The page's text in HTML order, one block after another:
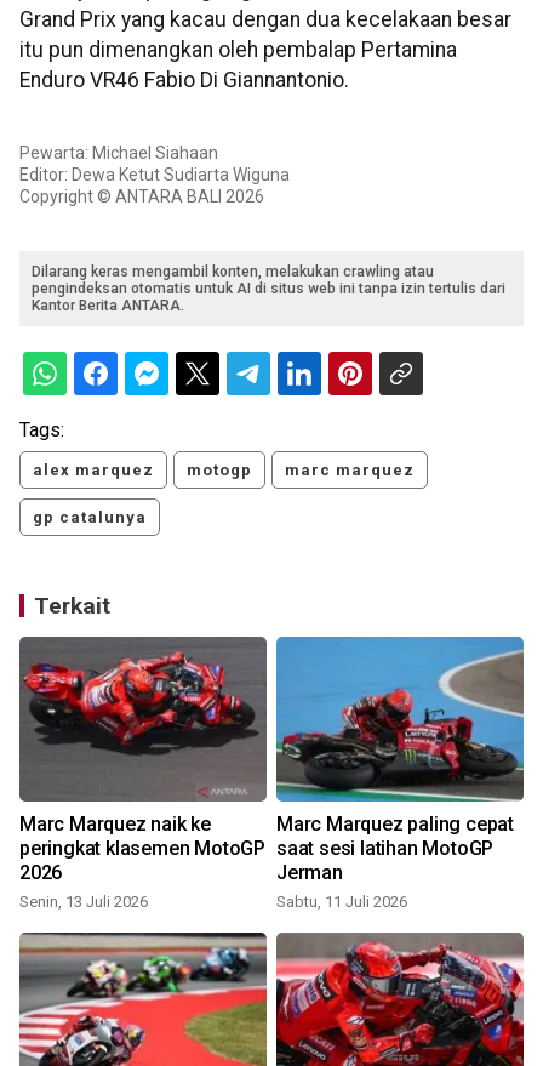
Grand Prix yang kacau dengan dua kecelakaan besar
itu pun dimenangkan oleh pembalap Pertamina
Enduro VR46 Fabio Di Giannantonio.
Pewarta: Michael Siahaan
Editor: Dewa Ketut Sudiarta Wiguna
Copyright © ANTARA BALI 2026
Dilarang keras mengambil konten, melakukan crawling atau
pengindeksan otomatis untuk AI di situs web ini tanpa izin tertulis dari
Kantor Berita ANTARA.
Tags:
alex marquez motogp marc marquez
gp catalunya
Terkait
Marc Marquez naik ke
peringkat klasemen MotoGP
2026
Senin, 13 Juli 2026
Marc Marquez paling cepat
saat sesi latihan MotoGP
Jerman
Sabtu, 11 Juli 2026